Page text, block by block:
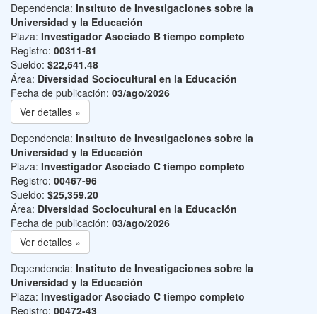
Dependencia: Instituto de Investigaciones sobre la
Universidad y la Educación
Plaza: Investigador Asociado B tiempo completo
Registro: 00311-81
Sueldo: $22,541.48
Área: Diversidad Sociocultural en la Educación
Fecha de publicación: 03/ago/2026
Ver detalles »
Dependencia: Instituto de Investigaciones sobre la
Universidad y la Educación
Plaza: Investigador Asociado C tiempo completo
Registro: 00467-96
Sueldo: $25,359.20
Área: Diversidad Sociocultural en la Educación
Fecha de publicación: 03/ago/2026
Ver detalles »
Dependencia: Instituto de Investigaciones sobre la
Universidad y la Educación
Plaza: Investigador Asociado C tiempo completo
Registro: 00472-43